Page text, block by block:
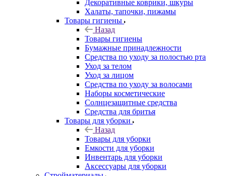
Декоративные коврики, шкуры
Халаты, тапочки, пижамы
Товары гигиены
Назад
Товары гигиены
Бумажные принадлежности
Средства по уходу за полостью рта
Уход за телом
Уход за лицом
Средства по уходу за волосами
Наборы косметические
Солнцезащитные средства
Средства для бритья
Товары для уборки
Назад
Товары для уборки
Емкости для уборки
Инвентарь для уборки
Аксессуары для уборки